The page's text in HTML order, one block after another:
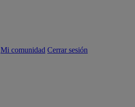
Mi comunidad Cerrar sesión